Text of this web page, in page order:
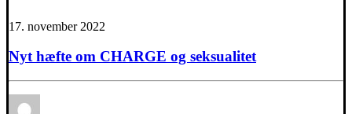
17. november 2022
Nyt hæfte om CHARGE og seksualitet